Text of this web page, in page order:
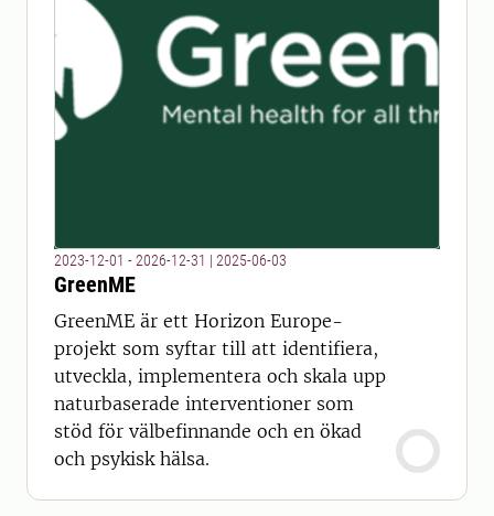
2023-12-01 - 2026-12-31 | 2025-06-03
GreenME
GreenME är ett Horizon Europe-
projekt som syftar till att identifiera,
utveckla, implementera och skala upp
naturbaserade interventioner som
stöd för välbefinnande och en ökad
och psykisk hälsa.